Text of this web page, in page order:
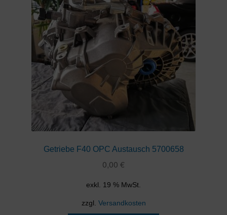
Getriebe F40 OPC Austausch 5700658
0,00 €
exkl. 19 % MwSt.
zzgl. Versandkosten